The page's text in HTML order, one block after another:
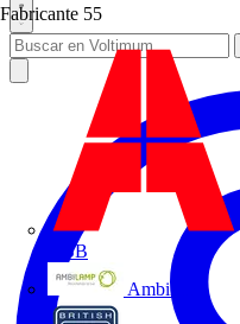
Fabricante 55
ABB
Ambilamp